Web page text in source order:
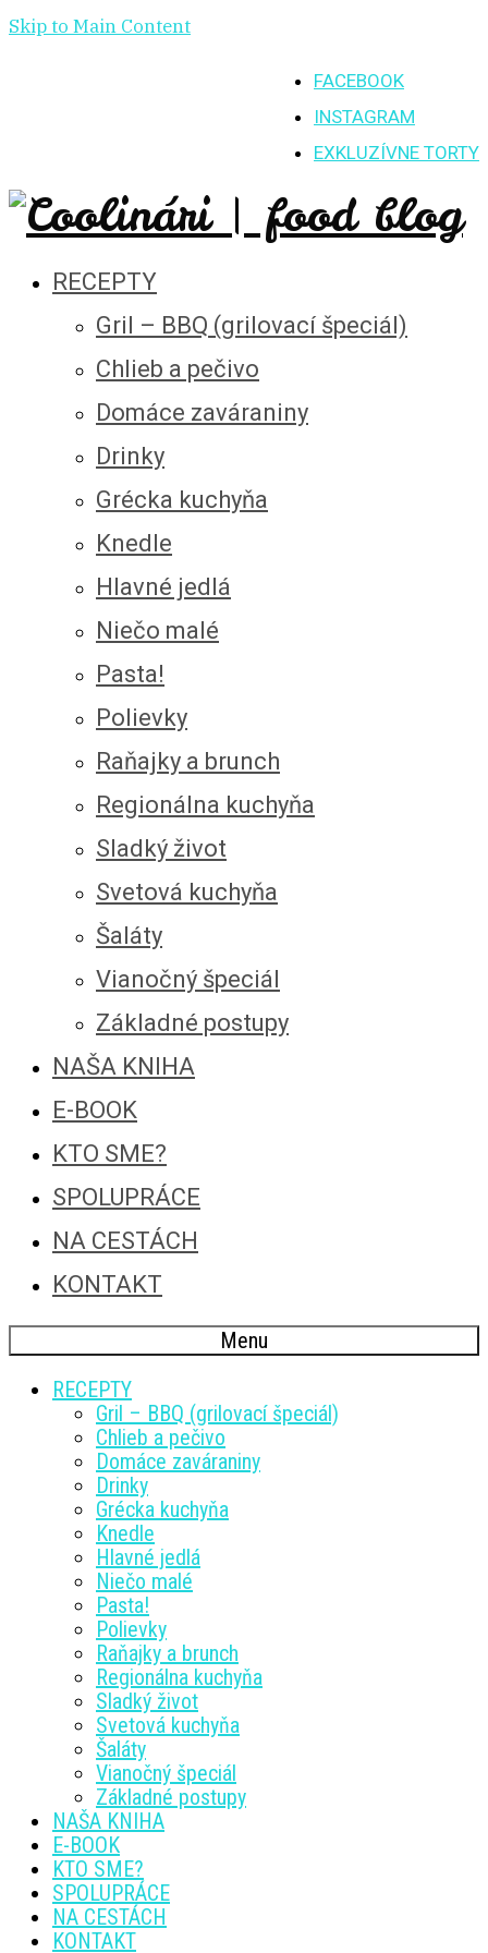
Skip to Main Content
FACEBOOK
INSTAGRAM
EXKLUZÍVNE TORTY
RECEPTY
Gril – BBQ (grilovací špeciál)
Chlieb a pečivo
Domáce zaváraniny
Drinky
Grécka kuchyňa
Knedle
Hlavné jedlá
Niečo malé
Pasta!
Polievky
Raňajky a brunch
Regionálna kuchyňa
Sladký život
Svetová kuchyňa
Šaláty
Vianočný špeciál
Základné postupy
NAŠA KNIHA
E-BOOK
KTO SME?
SPOLUPRÁCE
NA CESTÁCH
KONTAKT
Menu
RECEPTY
Gril – BBQ (grilovací špeciál)
Chlieb a pečivo
Domáce zaváraniny
Drinky
Grécka kuchyňa
Knedle
Hlavné jedlá
Niečo malé
Pasta!
Polievky
Raňajky a brunch
Regionálna kuchyňa
Sladký život
Svetová kuchyňa
Šaláty
Vianočný špeciál
Základné postupy
NAŠA KNIHA
E-BOOK
KTO SME?
SPOLUPRÁCE
NA CESTÁCH
KONTAKT